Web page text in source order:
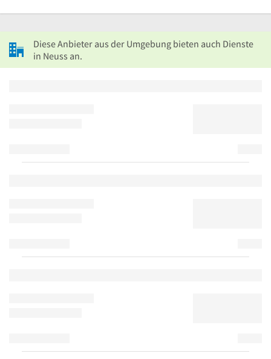
Diese Anbieter aus der Umgebung bieten auch Dienste
in Neuss an.